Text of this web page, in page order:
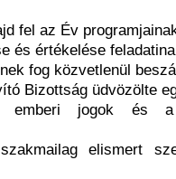
fel az Év
és értékelése
fog közvetlenül
Bizottság üdvözölte
jogok és a
elismert